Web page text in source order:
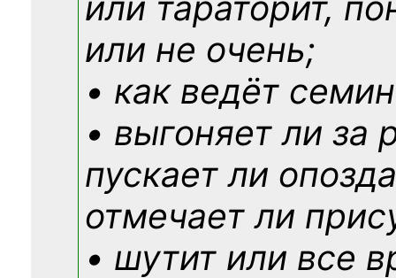
или не очень;
• как ведёт
• выгоняет ли за
пускает ли
отмечает ли
• шутит или все